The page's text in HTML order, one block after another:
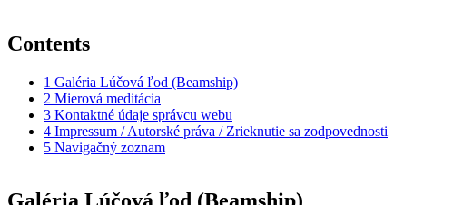
Contents
1 Galéria Lúčová ľod (Beamship)
2 Mierová meditácia
3 Kontaktné údaje správcu webu
4 Impressum / Autorské práva / Zrieknutie sa zodpovednosti
5 Navigačný zoznam